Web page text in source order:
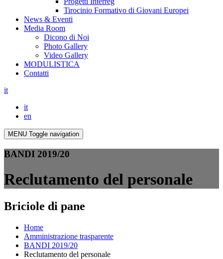
Tirocinio Formativo di Giovani Europei
News & Eventi
Media Room
Dicono di Noi
Photo Gallery
Video Gallery
MODULISTICA
Contatti
it
it
en
MENU Toggle navigation
BANDI 2019/20
Reclutamento del personale
Briciole di pane
Home
Amministrazione trasparente
BANDI 2019/20
Reclutamento del personale